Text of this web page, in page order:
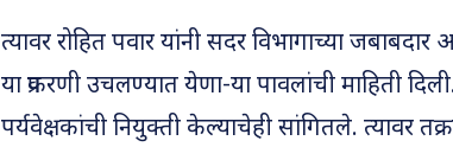
त्यावर रोहित पवार यांनी सदर विभागाच्या
या प्रकरणी उचलण्यात येणा-या पावलांची माहिती
पर्यवेक्षकांची नियुक्ती केल्याचेही सांगितले. त्यावर